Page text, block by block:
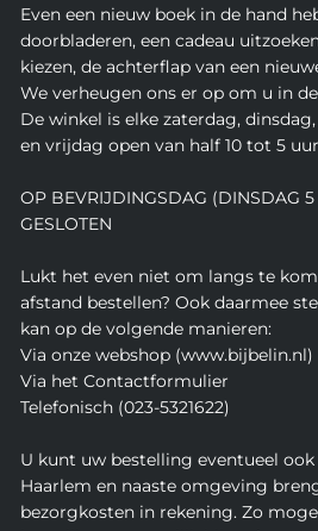
Even een nieuw boek in de hand
doorbladeren, een cadeau
kiezen, de achterflap van een
We verheugen ons er op om u in
De winkel is elke zaterdag,
en vrijdag open van half 10 tot 5
OP BEVRIJDINGSDAG (DINSDAG 5
GESLOTEN
Lukt het even niet om langs te
afstand bestellen? Ook daarmee
kan op de volgende manieren:
Via onze webshop (www.bijbelin.nl)
Via het Contactformulier
Telefonisch (023-5321622)
U kunt uw bestelling eventueel
Haarlem en naaste omgeving
bezorgkosten in rekening. Zo